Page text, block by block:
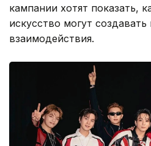
кампании хотят показать,
искусство могут
взаимодействия.